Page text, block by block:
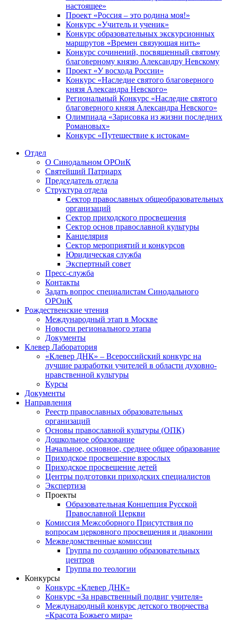
настоящее»
Проект «Россия – это родина моя!»
Конкурс «Учитель и ученик»
Конкурс образовательных экскурсионных
маршрутов «Времен связующая нить»
Конкурс сочинений, посвященный святому
благоверному князю Александру Невскому
Проект «У восхода России»
Конкурс «Наследие святого благоверного
князя Александра Невского»
Региональный Конкурс «Наследие святого
благоверного князя Александра Невского»
Олимпиада «Зарисовка из жизни последних
Романовых»
Конкурс «Путешествие к истокам»
Отдел
О Синодальном ОРОиК
Святейший Патриарх
Председатель отдела
Структура отдела
Сектор православных общеобразовательных
организаций
Сектор приходского просвещения
Сектор основ православной культуры
Канцелярия
Сектор мероприятий и конкурсов
Юридическая служба
Экспертный совет
Пресс-служба
Контакты
Задать вопрос специалистам Синодального
ОРОиК
Рождественские чтения
Международный этап в Москве
Новости регионального этапа
Документы
Клевер Лаборатория
«Клевер ДНК» – Всероссийский конкурс на
лучшие разработки учителей в области духовно-
нравственной культуры
Курсы
Документы
Направления
Реестр православных образовательных
организаций
Основы православной культуры (ОПК)
Дошкольное образование
Начальное, основное, среднее общее образование
Приходское просвещение взрослых
Приходское просвещение детей
Центры подготовки приходских специалистов
Экспертиза
Проекты
Образовательная Концепция Русской
Православной Церкви
Комиссия Межсоборного Присутствия по
вопросам церковного просвещения и диаконии
Межведомственные комиссии
Группа по созданию образовательных
центров
Группа по теологии
Конкурсы
Конкурс «Клевер ДНК»
Конкурс «За нравственный подвиг учителя»
Международный конкурс детского творчества
«Красота Божьего мира»